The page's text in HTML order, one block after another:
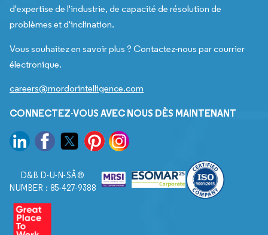
d'expertise de l'industrie, de capacité de résolution de
problèmes et d'inclination.
Vous souhaitez en savoir plus ? Contactez-nous par courrier
électronique.
careers@mordorintelligence.com
CONNECTEZ-VOUS AVEC NOUS DÈS MAINTENANT
D&B D-U-N-SÂ®
NUMBER : 85-427-9388